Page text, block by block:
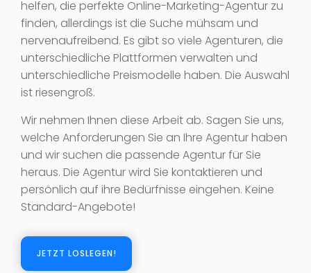
helfen, die perfekte Online-Marketing-Agentur zu
finden, allerdings ist die Suche mühsam und
nervenaufreibend. Es gibt so viele Agenturen, die
unterschiedliche Plattformen verwalten und
unterschiedliche Preismodelle haben. Die Auswahl
ist riesengroß.
Wir nehmen Ihnen diese Arbeit ab. Sagen Sie uns,
welche Anforderungen Sie an Ihre Agentur haben
und wir suchen die passende Agentur für Sie
heraus. Die Agentur wird Sie kontaktieren und
persönlich auf ihre Bedürfnisse eingehen. Keine
Standard-Angebote!
JETZT LOSLEGEN!